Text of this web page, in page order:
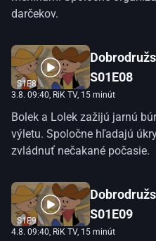
darčekov.
S1E8
S01E08
3.8. 09:40, RiK TV, 15 minút
Bolek a Lolek zažijú jarnú
výletu. Spoločne hľadajú
zvládnuť nečakané počasie.
S1E9
S01E09
4.8. 09:40, RiK TV, 15 minút